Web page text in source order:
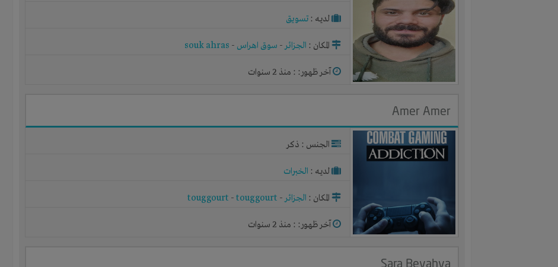
لديـه : تسويق
المكان : الجزائر- سوق اهراس -
souk ahras
آخر ظهور: : منذ 2 سنوات
Amer Amer
الجنس : ذكر
لديـه : الخبرات
المكان : الجزائر-
touggourt -touggourt
آخر ظهور: : منذ 2 سنوات
Sara Beyahya